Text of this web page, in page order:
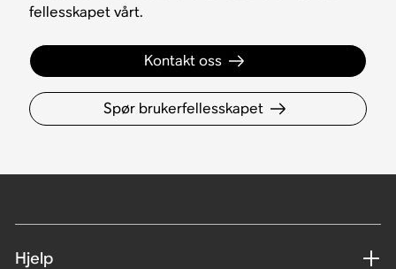
fellesskapet vårt.
Kontakt oss
Spør brukerfellesskapet
Hjelp